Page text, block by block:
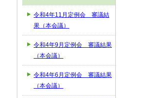
令和4年11月定例会 審議結
果（本会議）
令和4年9月定例会 審議結果
（本会議）
令和4年6月定例会 審議結果
（本会議）